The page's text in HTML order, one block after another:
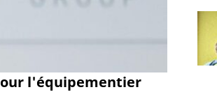
l'équipementier